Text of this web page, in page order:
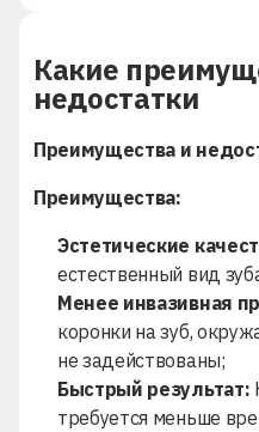
Какие
недостатки
Преимущества и
Преимущества:
Эстетические
естественный вид
Менее инвазивная
коронки на зуб,
не задействованы;
Быстрый результат:
требуется меньше